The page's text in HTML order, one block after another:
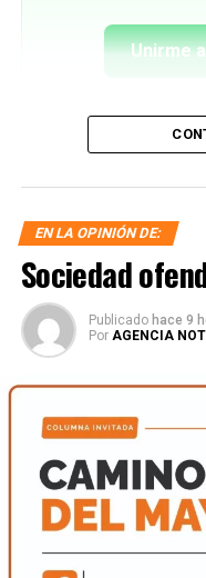
Unirme
EN LA OPINIÓN DE:
Sociedad
Publicado hace 9
Por AGENCIA